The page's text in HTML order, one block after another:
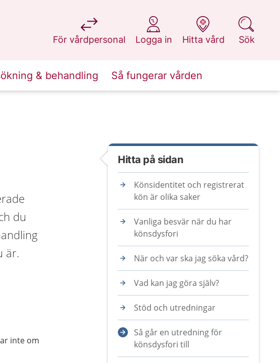
För vårdpersonal
på 1177.se
Logga in
på 1177.se
Hitta vård
på 1177.se
Sök
på 1177.se
& behandling Så fungerar vården
du
är.
inte om
Hitta på sidan
Könsidentitet och registrerat
kön är olika saker
Vanliga besvär när du har
könsdysfori
När och var ska jag söka vård?
Vad kan jag göra själv?
Stöd och utredningar
Så går en utredning för
könsdysfori till